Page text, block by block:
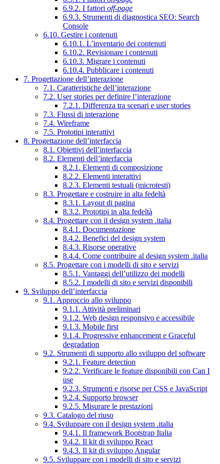
6.9.2. I fattori off-page
6.9.3. Strumenti di diagnostica SEO: Search
Console
6.10. Gestire i contenuti
6.10.1. L’inventario dei contenuti
6.10.2. Revisionare i contenuti
6.10.3. Migrare i contenuti
6.10.4. Pubblicare i contenuti
7. Progettazione dell’interazione
7.1. Caratteristiche dell’interazione
7.2. User stories per definire l’interazione
7.2.1. Differenza tra scenari e user stories
7.3. Flussi di interazione
7.4. Wireframe
7.5. Prototipi interattivi
8. Progettazione dell’interfaccia
8.1. Obiettivi dell’interfaccia
8.2. Elementi dell’interfaccia
8.2.1. Elementi di composizione
8.2.2. Elementi interattivi
8.2.3. Elementi testuali (microtesti)
8.3. Progettare e costruire in alta fedeltà
8.3.1. Layout di pagina
8.3.2. Prototipi in alta fedeltà
8.4. Progettare con il design system .italia
8.4.1. Documentazione
8.4.2. Benefici del design system
8.4.3. Risorse operative
8.4.4. Come contribuire al design system .italia
8.5. Progettare con i modelli di sito e servizi
8.5.1. Vantaggi dell’utilizzo dei modelli
8.5.2. I modelli di sito e servizi disponibili
9. Sviluppo dell’interfaccia
9.1. Approccio allo sviluppo
9.1.1. Attività preliminari
9.1.2. Web design responsivo e accessibile
9.1.3. Mobile first
9.1.4. Progressive enhancement e Graceful
degradation
9.2. Strumenti di supporto allo sviluppo del software
9.2.1. Feature detection
9.2.2. Verificare le feature disponibili con Can I
use
9.2.3. Strumenti e risorse per CSS e JavaScript
9.2.4. Supporto browser
9.2.5. Misurare le prestazioni
9.3. Catalogo del riuso
9.4. Sviluppare con il design system .italia
9.4.1. Il framework Bootstrap Italia
9.4.2. Il kit di sviluppo React
9.4.3. Il kit di sviluppo Angular
9.5. Sviluppare con i modelli di sito e servizi